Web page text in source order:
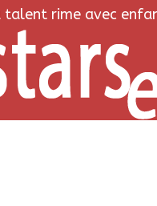
talent rime avec